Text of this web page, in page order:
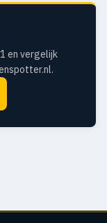
en vergelijk